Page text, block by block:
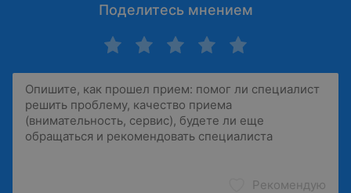
Поделитесь мнением
Рекомендую